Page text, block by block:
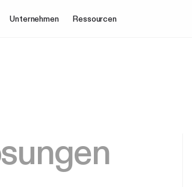
Unternehmen Ressourcen